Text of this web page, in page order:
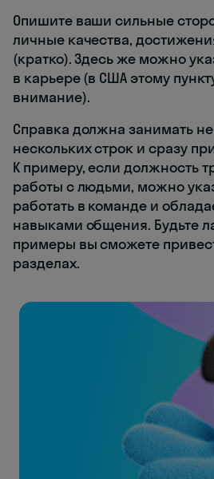
Опишите ваши сильные
личные качества,
(кратко). Здесь же можно
в карьере (в США этому
внимание).
Справка должна занимать
нескольких строк и сразу
К примеру, если должность
работы с людьми, можно
работать в команде и
навыками общения. Будьте
примеры вы сможете
разделах.